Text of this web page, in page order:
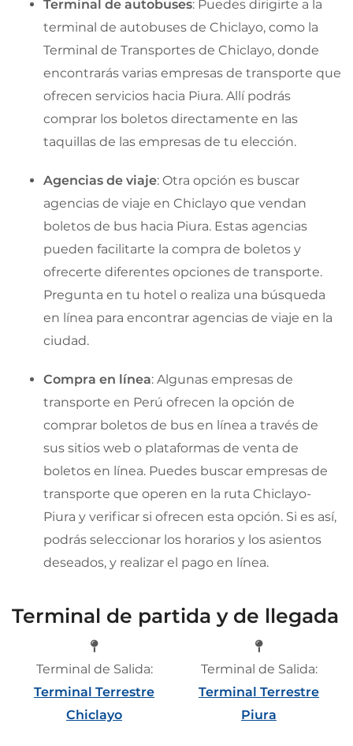
Terminal de autobuses: Puedes dirigirte a la
terminal de autobuses de Chiclayo, como la
Terminal de Transportes de Chiclayo, donde
encontrarás varias empresas de transporte que
ofrecen servicios hacia Piura. Allí podrás
comprar los boletos directamente en las
taquillas de las empresas de tu elección.
Agencias de viaje: Otra opción es buscar
agencias de viaje en Chiclayo que vendan
boletos de bus hacia Piura. Estas agencias
pueden facilitarte la compra de boletos y
ofrecerte diferentes opciones de transporte.
Pregunta en tu hotel o realiza una búsqueda
en línea para encontrar agencias de viaje en la
ciudad.
Compra en línea: Algunas empresas de
transporte en Perú ofrecen la opción de
comprar boletos de bus en línea a través de
sus sitios web o plataformas de venta de
boletos en línea. Puedes buscar empresas de
transporte que operen en la ruta Chiclayo-
Piura y verificar si ofrecen esta opción. Si es así,
podrás seleccionar los horarios y los asientos
deseados, y realizar el pago en línea.
Terminal de partida y de llegada
Terminal de Salida:
Terminal Terrestre
Chiclayo
Terminal de Salida:
Terminal Terrestre
Piura